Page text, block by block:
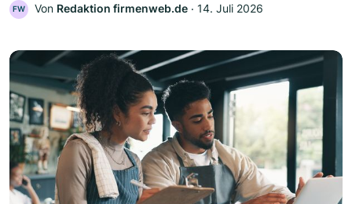
FW Von Redaktion firmenweb.de ‧ 14. Juli 2026